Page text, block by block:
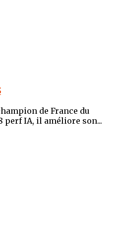
de France du
perf IA, il améliore son...